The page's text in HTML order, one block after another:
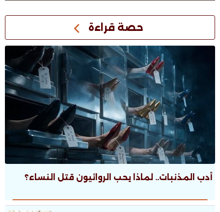
حصة قراءة
أدب المذنبات.. لماذا يحب الروائيون قتل النساء؟